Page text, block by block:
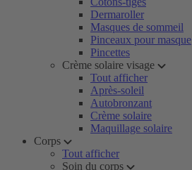
Dermaroller
Masques de sommeil
Pinceaux pour masque
Pincettes
Crème solaire visage
Tout afficher
Après-soleil
Autobronzant
Crème solaire
Maquillage solaire
Corps
Tout afficher
Soin du corps